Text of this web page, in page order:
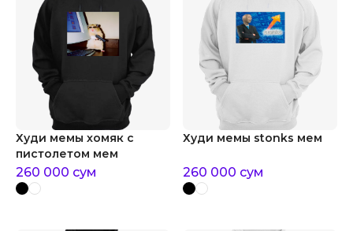
Худи мемы хомяк с
пистолетом мем
260 000 сум
Худи мемы stonks мем
260 000 сум